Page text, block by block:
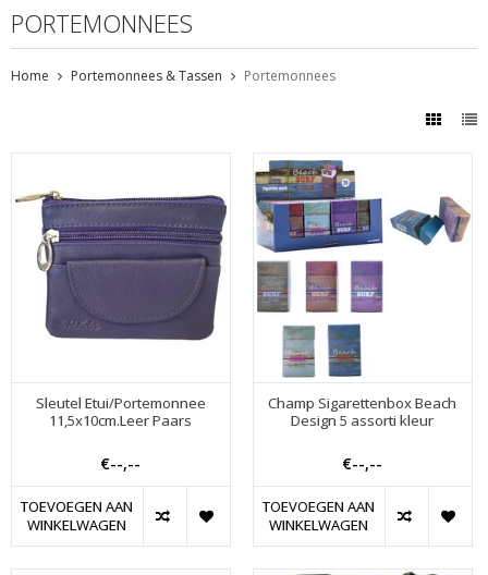
PORTEMONNEES
Home Portemonnees & Tassen Portemonnees
Sleutel Etui/Portemonnee
11,5x10cm.Leer Paars
€--,--
TOEVOEGEN AAN
WINKELWAGEN
Champ Sigarettenbox Beach
Design 5 assorti kleur
€--,--
TOEVOEGEN AAN
WINKELWAGEN